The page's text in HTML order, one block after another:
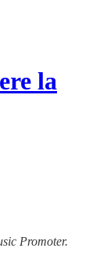
la
Promoter.